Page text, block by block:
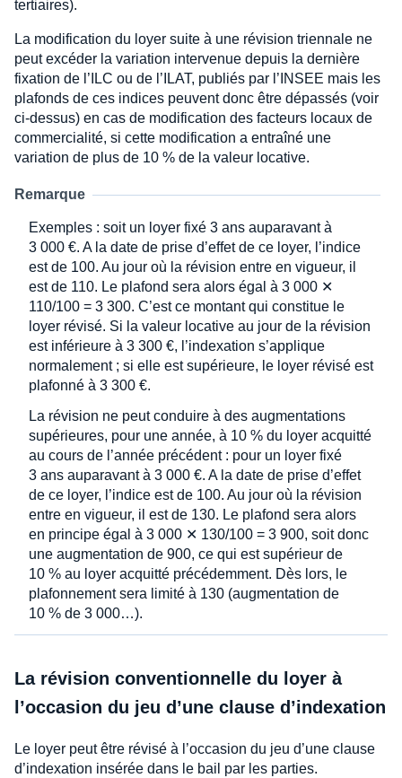
tertiaires).
La modification du loyer suite à une révision triennale ne
peut excéder la variation intervenue depuis la dernière
fixation de l’ILC ou de l’ILAT, publiés par l’INSEE mais les
plafonds de ces indices peuvent donc être dépassés (voir
ci-dessus) en cas de modification des facteurs locaux de
commercialité, si cette modification a entraîné une
variation de plus de 10 % de la valeur locative.
Remarque
Exemples : soit un loyer fixé 3 ans auparavant à
3 000 €. A la date de prise d’effet de ce loyer, l’indice
est de 100. Au jour où la révision entre en vigueur, il
est de 110. Le plafond sera alors égal à 3 000 ✕
110/100 = 3 300. C’est ce montant qui constitue le
loyer révisé. Si la valeur locative au jour de la révision
est inférieure à 3 300 €, l’indexation s’applique
normalement ; si elle est supérieure, le loyer révisé est
plafonné à 3 300 €.
La révision ne peut conduire à des augmentations
supérieures, pour une année, à 10 % du loyer acquitté
au cours de l’année précédent : pour un loyer fixé
3 ans auparavant à 3 000 €. A la date de prise d’effet
de ce loyer, l’indice est de 100. Au jour où la révision
entre en vigueur, il est de 130. Le plafond sera alors
en principe égal à 3 000 ✕ 130/100 = 3 900, soit donc
une augmentation de 900, ce qui est supérieur de
10 % au loyer acquitté précédemment. Dès lors, le
plafonnement sera limité à 130 (augmentation de
10 % de 3 000…).
La révision conventionnelle du loyer à
l’occasion du jeu d’une clause d’indexation
Le loyer peut être révisé à l’occasion du jeu d’une clause
d’indexation insérée dans le bail par les parties.